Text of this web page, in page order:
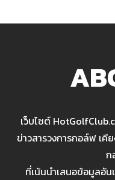
เว็บไซต์
ข่าวสารวงการกอล์ฟ เ
ก
ที่เน้นนำเสนอข้อมูลอั